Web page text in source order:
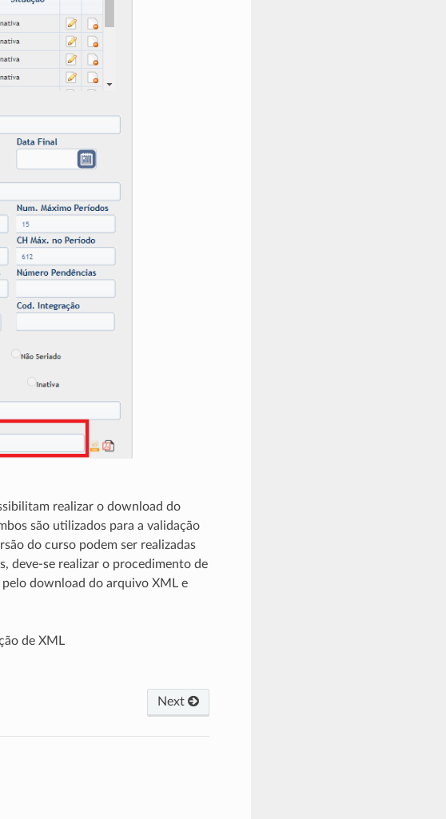
realizar o download do
são utilizados para a validação
do curso podem ser realizadas
deve-se realizar o procedimento de
download do arquivo XML e
de XML
Next